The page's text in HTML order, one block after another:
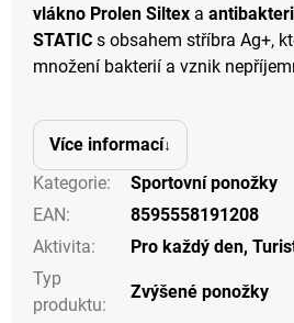
vlákno Prolen Siltex a
STATIC s obsahem stříbra Ag+,
množení bakterií a vznik
Více informací
Kategorie:
Sportovní ponožky
EAN:
8595558191208
Aktivita: Pro každý den,
Typ
produktu:
Zvýšené ponožky